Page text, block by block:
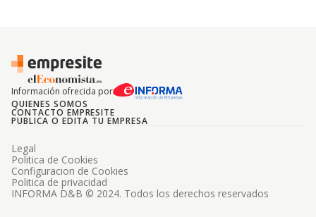
Información ofrecida por
QUIENES SOMOS
CONTACTO EMPRESITE
PUBLICA O EDITA TU EMPRESA
INFORMA D&B © 2024. Todos los derechos reservados
Legal
Politica de Cookies
Configuracion de Cookies
Politica de privacidad